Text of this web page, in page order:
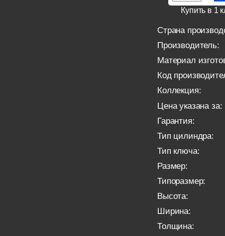
Купить в 1
Страна
Производитель:
Материал
Код
Коллекция:
Цена указана за:
Гарантия:
Тип цилиндра:
Тип ключа:
Размер:
Типоразмер:
Высота:
Ширина:
Толщина: